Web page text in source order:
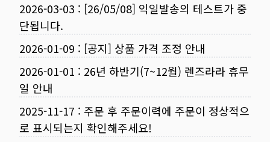
2026-03-03 : [26/05/08] 익일발송의 테스트가 중
단됩니다.
2026-01-09 : [공지] 상품 가격 조정 안내
2026-01-01 : 26년 하반기(7~12월) 렌즈라라 휴무
일 안내
2025-11-17 : 주문 후 주문이력에 주문이 정상적으
로 표시되는지 확인해주세요!